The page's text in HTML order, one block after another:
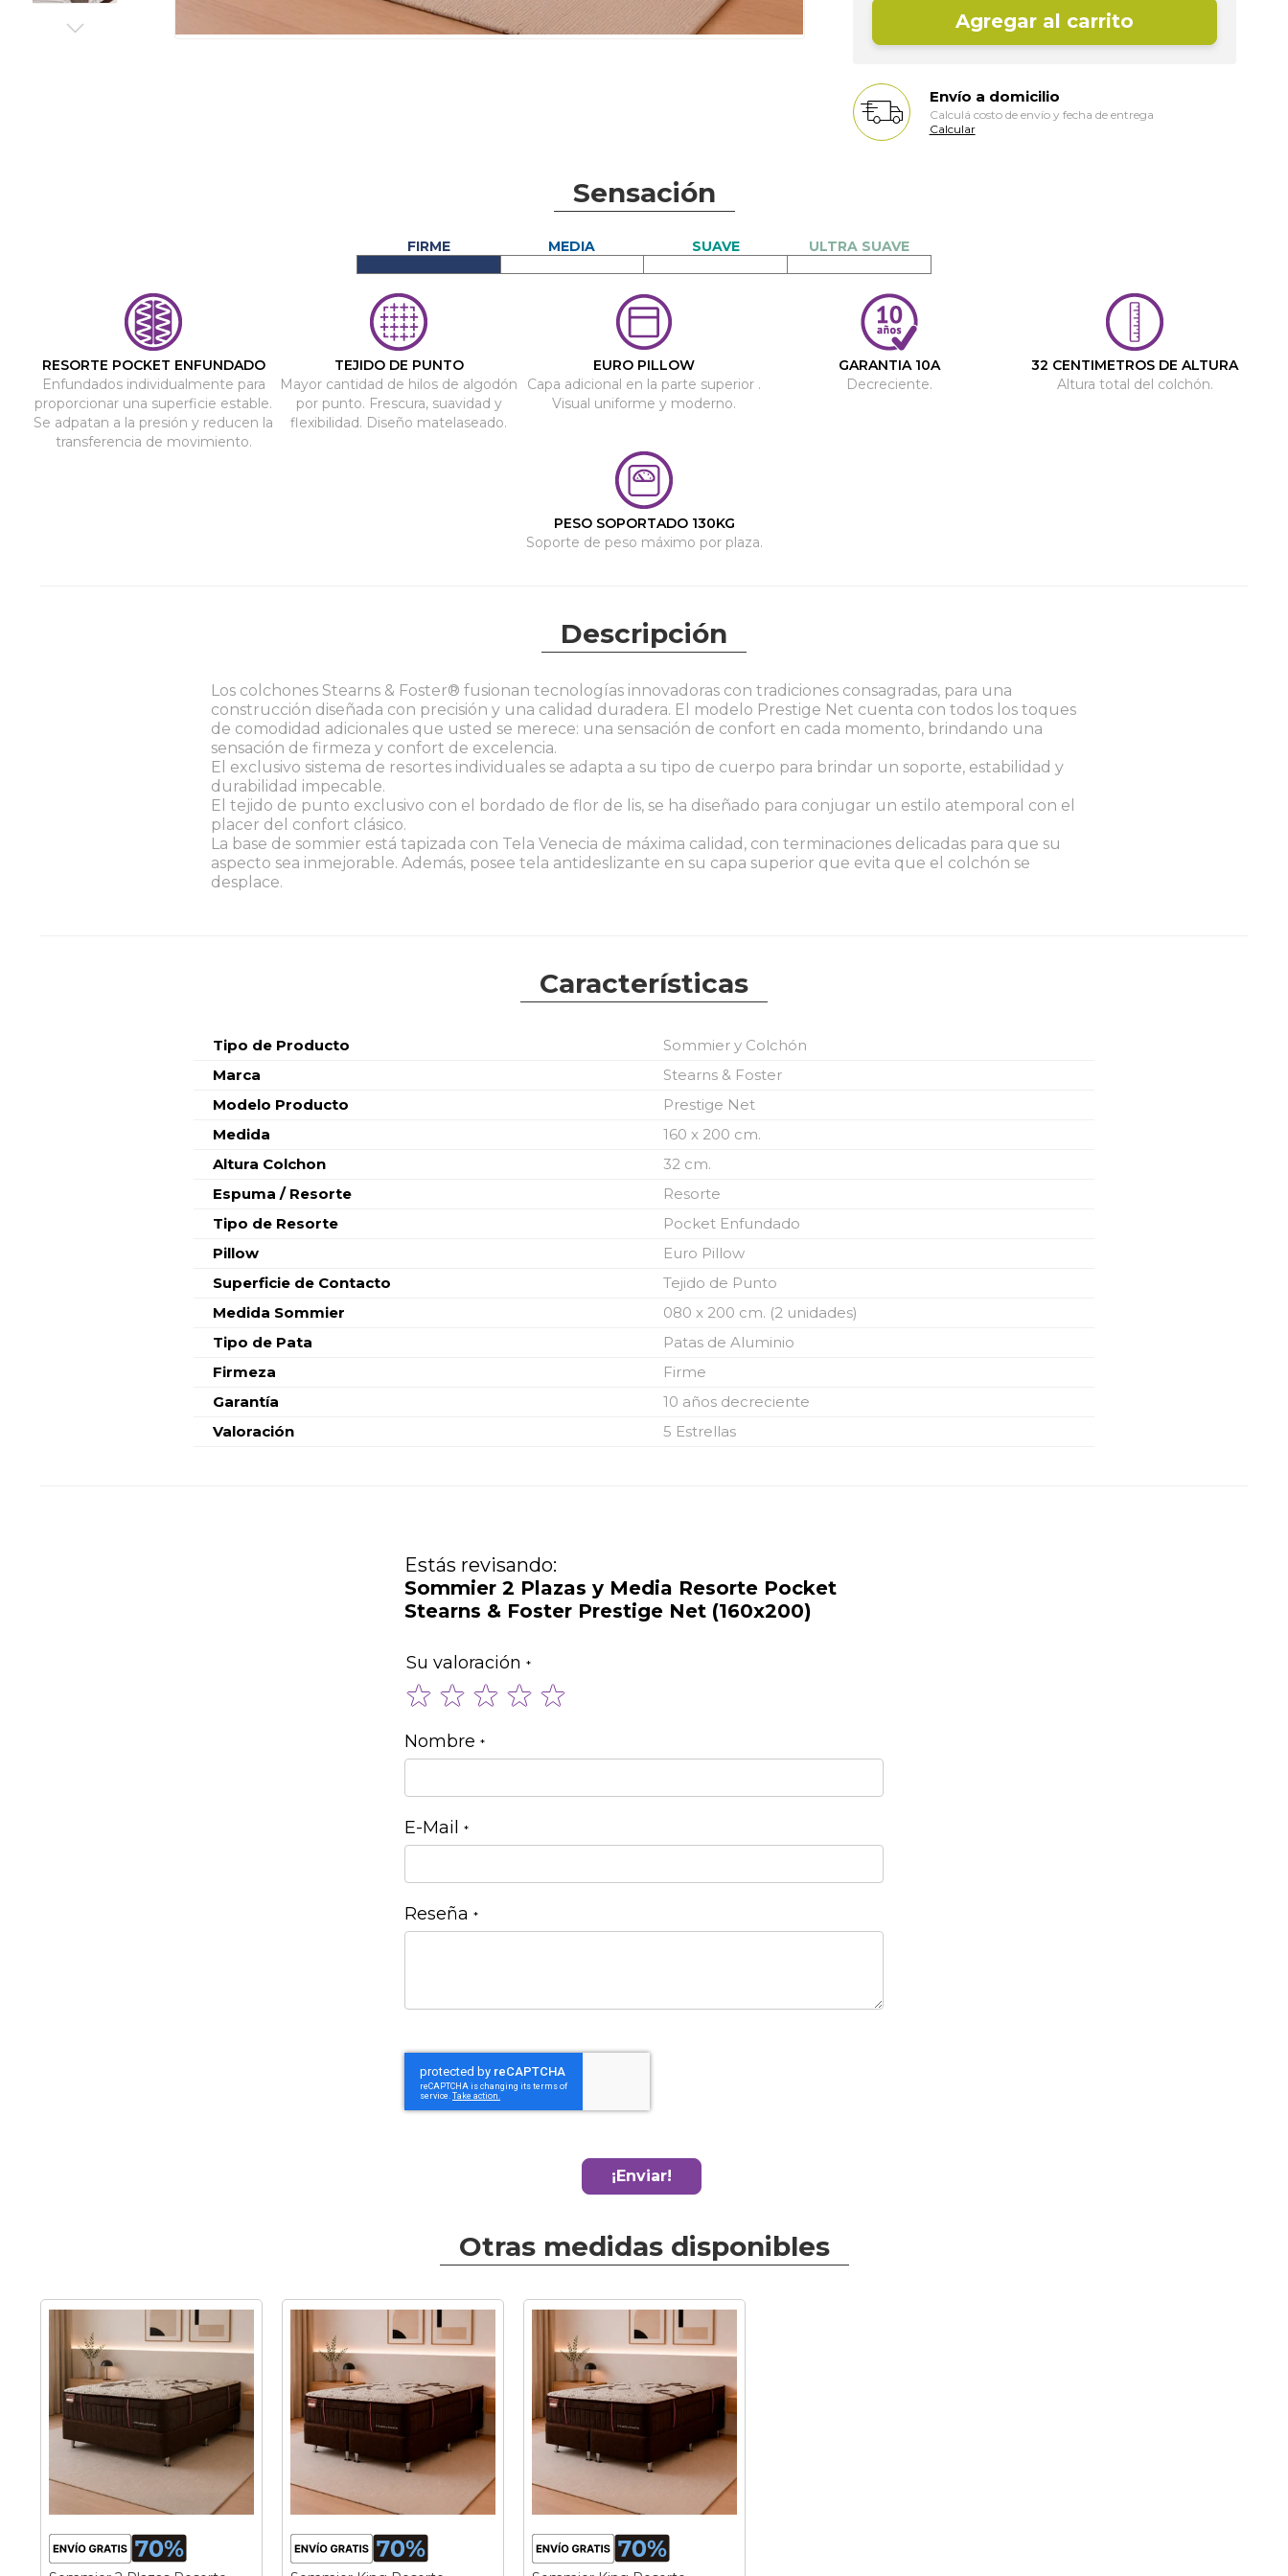
Agregar al carrito
Envío a domicilio
Calculá costo de envío y fecha de entrega
Calcular
Sensación
RESORTE POCKET ENFUNDADO
Enfundados individualmente para
proporcionar una superficie estable.
Se adpatan a la presión y reducen la
transferencia de movimiento.
TEJIDO DE PUNTO
Mayor cantidad de hilos de algodón
por punto. Frescura, suavidad y
flexibilidad. Diseño matelaseado.
EURO PILLOW
Capa adicional en la parte superior .
Visual uniforme y moderno.
GARANTIA 10A
Decreciente.
32 CENTIMETROS DE ALTURA
Altura total del colchón.
PESO SOPORTADO 130KG
Soporte de peso máximo por plaza.
Descripción
Los colchones Stearns & Foster® fusionan tecnologías innovadoras con tradiciones consagradas, para una
construcción diseñada con precisión y una calidad duradera. El modelo Prestige Net cuenta con todos los toques
de comodidad adicionales que usted se merece: una sensación de confort en cada momento, brindando una
sensación de firmeza y confort de excelencia.
El exclusivo sistema de resortes individuales se adapta a su tipo de cuerpo para brindar un soporte, estabilidad y
durabilidad impecable.
El tejido de punto exclusivo con el bordado de flor de lis, se ha diseñado para conjugar un estilo atemporal con el
placer del confort clásico.
La base de sommier está tapizada con Tela Venecia de máxima calidad, con terminaciones delicadas para que su
aspecto sea inmejorable. Además, posee tela antideslizante en su capa superior que evita que el colchón se
desplace.
Características
Características
Tipo de Producto
Sommier y Colchón
Marca
Stearns & Foster
Modelo Producto
Prestige Net
Medida
160 x 200 cm.
Altura Colchon
32 cm.
Espuma / Resorte
Resorte
Tipo de Resorte
Pocket Enfundado
Pillow
Euro Pillow
Superficie de Contacto
Tejido de Punto
Medida Sommier
080 x 200 cm. (2 unidades)
Tipo de Pata
Patas de Aluminio
Firmeza
Firme
Garantía
10 años decreciente
Valoración
5 Estrellas
Estás revisando:
Sommier 2 Plazas y Media Resorte Pocket
Stearns & Foster Prestige Net (160x200)
Su valoración
1
star
2
stars
3
stars
4
stars
5
stars
Nombre
E-Mail
Reseña
¡Enviar!
Otras medidas disponibles